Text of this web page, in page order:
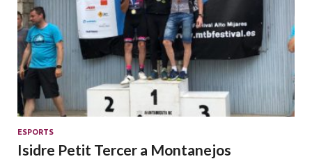
ESPORTS
Isidre Petit Tercer a Montanejos